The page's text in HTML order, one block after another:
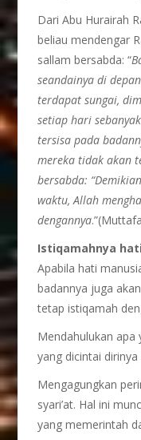
Dari Abu Hurairah
beliau mendengar
sallam bersabda: “
seandainya di
terdapat sungai,
setiap hari
tersisa pada
mereka tidak akan
bersabda:
waktu, Allah
dengannya
Istiqamahnya hati
Apabila hati
badannya juga
tetap istiqamah
Mendahulukan apa
yang dicintai dirinya
Mengagungkan
syari’at. Hal ini
yang memerintah